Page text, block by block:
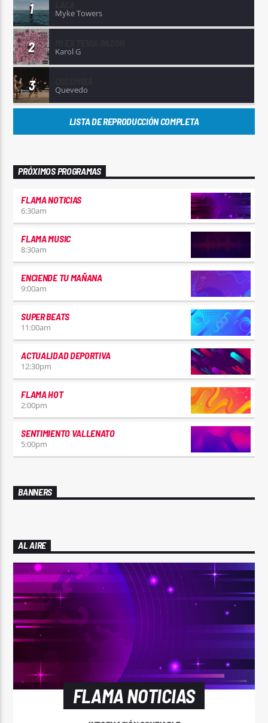
1 Myke Towers
2 Karol G
3 Quevedo
LISTA DE REPRODUCCIÓN COMPLETA
PRÓXIMOS PROGRAMAS
FLAMA NOTICIAS
6:30am
FLAMA MUSIC
8:30am
ENCIENDE TU MAÑANA
9:00am
SUPER BEATS
11:00am
ACTUALIDAD DEPORTIVA
12:30pm
FLAMA HOT
2:00pm
SENTIMIENTO VALLENATO
5:00pm
BANNERS
AL AIRE
FLAMA NOTICIAS